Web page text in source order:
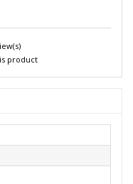
product